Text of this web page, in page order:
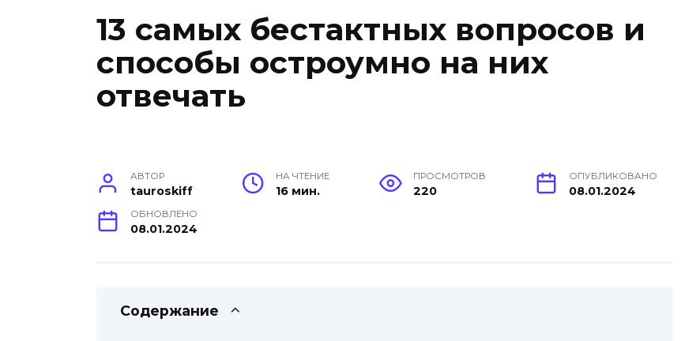
13 самых бестактных вопросов и
способы остроумно на них
отвечать
АВТОР
tauroskiff
НА ЧТЕНИЕ
16 мин.
ПРОСМОТРОВ
220
ОПУБЛИКОВАНО
08.01.2024
ОБНОВЛЕНО
08.01.2024
Содержание